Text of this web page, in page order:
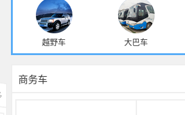
越野车 大巴车
商务车